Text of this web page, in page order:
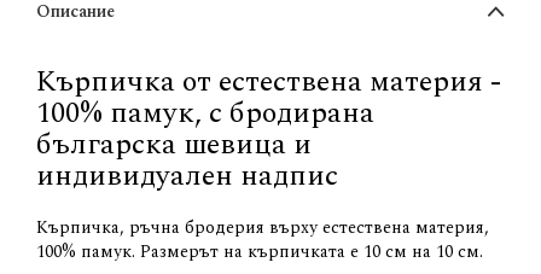
Описание
Кърпичка от естествена материя -
100% памук, с бродирана
българска шевица и
индивидуален надпис
Кърпичка, ръчна бродерия върху естествена материя,
100% памук. Размерът на кърпичката е 10 см на 10 см.